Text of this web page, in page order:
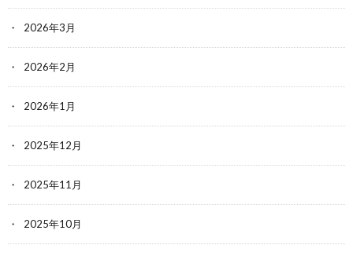
2026年3月
2026年2月
2026年1月
2025年12月
2025年11月
2025年10月